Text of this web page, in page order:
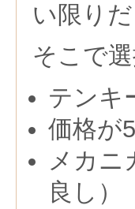
い限りだ
そこで
テンキ
価格が
メカニ
良し）